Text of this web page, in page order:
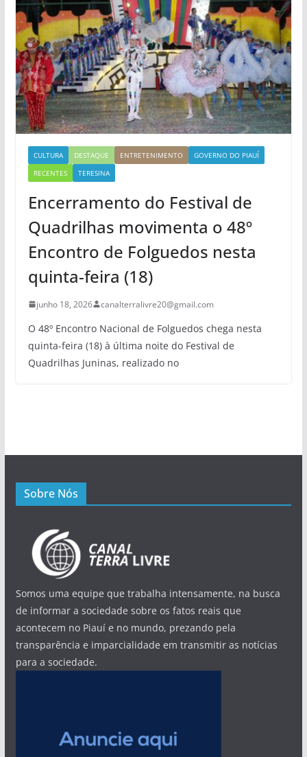
CULTURA DESTAQUE ENTRETENIMENTO
GOVERNO DO PIAUÍ
RECENTES
TERESINA
Encerramento do Festival de
Quadrilhas movimenta o 48º
Encontro de Folguedos nesta
quinta-feira (18)
junho 18, 2026 canalterralivre20@gmail.com
O 48º Encontro Nacional de Folguedos chega nesta
quinta-feira (18) à última noite do Festival de
Quadrilhas Juninas, realizado no
Sobre Nós
Somos uma equipe que trabalha intensamente, na busca
de informar a sociedade sobre os fatos reais que
acontecem no Piauí e no mundo, prezando pela
transparência e imparcialidade em transmitir as notícias
para a sociedade.